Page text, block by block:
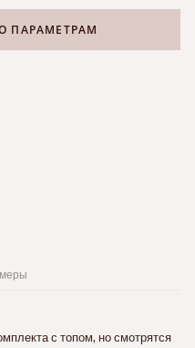
ПАРАМЕТРАМ
с топом, но смотрятся